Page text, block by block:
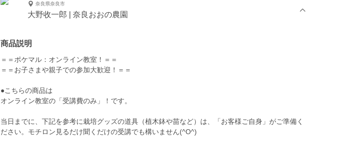
奈良県奈良市
大野收一郎 | 奈良おおの農園
商品説明
＝＝ポケマル：オンライン教室！＝＝
＝＝お子さまや親子での参加大歓迎！＝＝
●こちらの商品は
オンライン教室の「受講費のみ」！です。
当日までに、下記を参考に栽培グッズの道具（植木鉢や苗など）は、「お客様ご自身」がご準備く
ださい。モチロン見るだけ聞くだけの受講でも構いません(^O^)